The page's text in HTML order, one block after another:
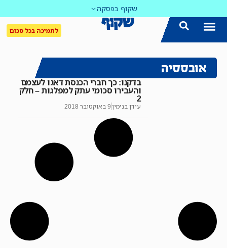
שקוף בפסקה
לתמיכה בכל סכום
אובססיה
בדקנו: כך חברי הכנסת דאגו לעצמם
והעבירו סכומי עתק למפלגות – חלק
2
עידן בנימין 9 באוקטובר 2018